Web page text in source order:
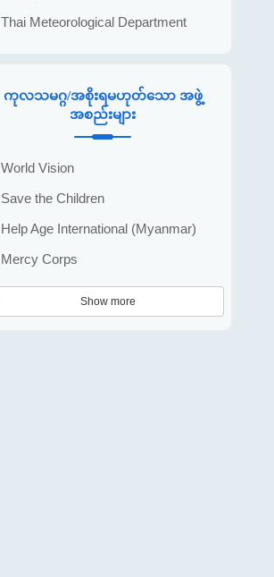
Thai Meteorological Department
ကုလသမဂ္ဂ/အစိုးရမဟုတ်သော အဖွဲ့
အစည်းများ
World Vision
Save the Children
Help Age International (Myanmar)
Mercy Corps
Show more